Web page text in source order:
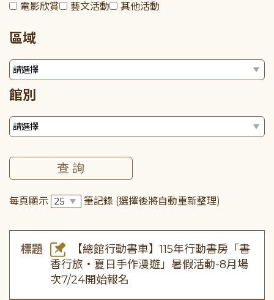
電影欣賞
藝文活動 其他活動
區域
館別
每頁顯示 筆記錄 (選擇後將自動重新整理)
標題
【總館行動書車】115年行動書房「書
香行旅・夏日手作漫遊」暑假活動-8月場
次7/24開始報名